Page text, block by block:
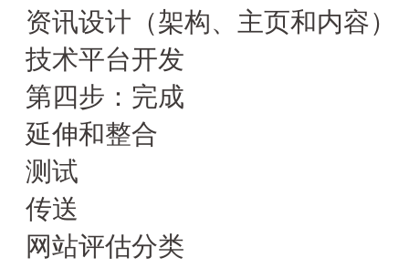
资讯设计（架构、主页和内容）
技术平台开发
第四步：完成
延伸和整合
测试
传送
网站评估分类